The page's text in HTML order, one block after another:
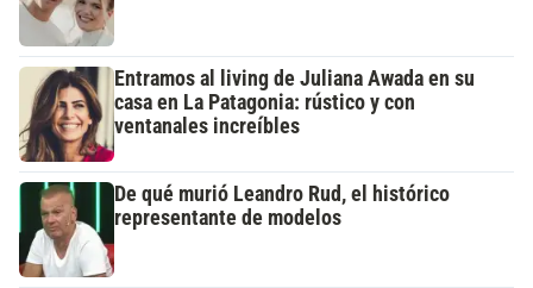
Entramos al living de Juliana Awada en su
casa en La Patagonia: rústico y con
ventanales increíbles
De qué murió Leandro Rud, el histórico
representante de modelos